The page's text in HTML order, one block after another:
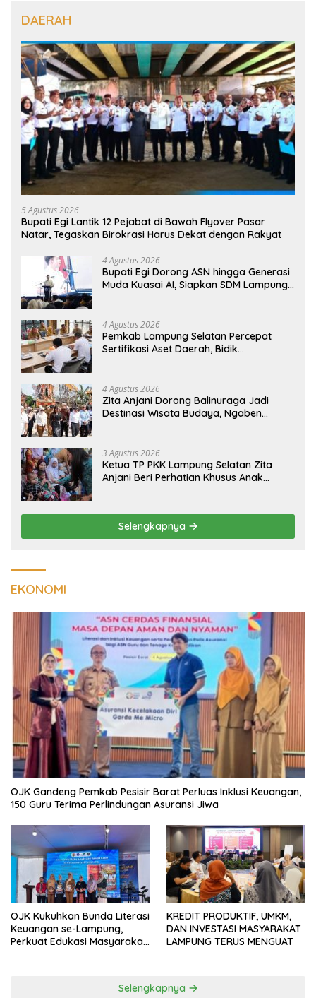
DAERAH
5 Agustus 2026
Bupati Egi Lantik 12 Pejabat di Bawah Flyover Pasar
Natar, Tegaskan Birokrasi Harus Dekat dengan Rakyat
4 Agustus 2026
Bupati Egi Dorong ASN hingga Generasi
Muda Kuasai AI, Siapkan SDM Lampung
4 Agustus 2026
Pemkab Lampung Selatan Percepat
Sertifikasi Aset Daerah, Bidik
4 Agustus 2026
Zita Anjani Dorong Balinuraga Jadi
Destinasi Wisata Budaya, Ngaben
3 Agustus 2026
Ketua TP PKK Lampung Selatan Zita
Anjani Beri Perhatian Khusus Anak
Selengkapnya
EKONOMI
OJK Gandeng Pemkab Pesisir Barat Perluas Inklusi Keuangan,
150 Guru Terima Perlindungan Asuransi Jiwa
OJK Kukuhkan Bunda Literasi
Keuangan se-Lampung,
Perkuat Edukasi Masyarakat
KREDIT PRODUKTIF, UMKM,
DAN INVESTASI MASYARAKAT
LAMPUNG TERUS MENGUAT
Selengkapnya